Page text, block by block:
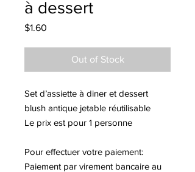
à dessert
$1.60
Out of Stock
Set d’assiette à diner et dessert
blush antique jetable réutilisable
Le prix est pour 1 personne
Pour effectuer votre paiement:
Paiement par virement bancaire au